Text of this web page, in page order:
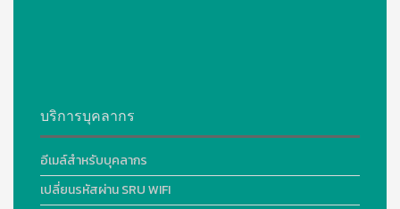
บริการบุคลากร
อีเมล์สำหรับบุคลากร
เปลี่ยนรหัสผ่าน SRU WIFI